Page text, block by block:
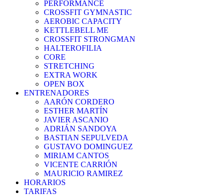
PERFORMANCE
CROSSFIT GYMNASTIC
AEROBIC CAPACITY
KETTLEBELL ME
CROSSFIT STRONGMAN
HALTEROFILIA
CORE
STRETCHING
EXTRA WORK
OPEN BOX
ENTRENADORES
AARÓN CORDERO
ESTHER MARTÍN
JAVIER ASCANIO
ADRIÁN SANDOYA
BASTIAN SEPULVEDA
GUSTAVO DOMINGUEZ
MIRIAM CANTOS
VICENTE CARRIÓN
MAURICIO RAMIREZ
HORARIOS
TARIFAS